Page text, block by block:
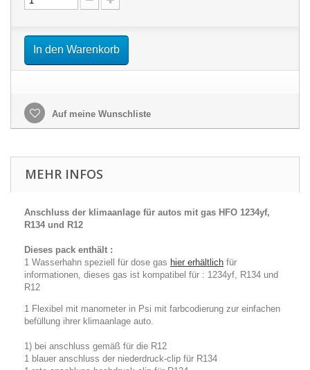
In den Warenkorb
Auf meine Wunschliste
MEHR INFOS
Anschluss der klimaanlage für autos mit gas HFO 1234yf,
R134 und R12
Dieses pack enthält :
1 Wasserhahn speziell für dose gas hier erhältlich für
informationen, dieses gas ist kompatibel für : 1234yf, R134 und
R12
1 Flexibel mit manometer in Psi mit farbcodierung zur einfachen
befüllung ihrer klimaanlage auto.
1) bei anschluss gemäß für die R12
1 blauer anschluss der niederdruck-clip für R134